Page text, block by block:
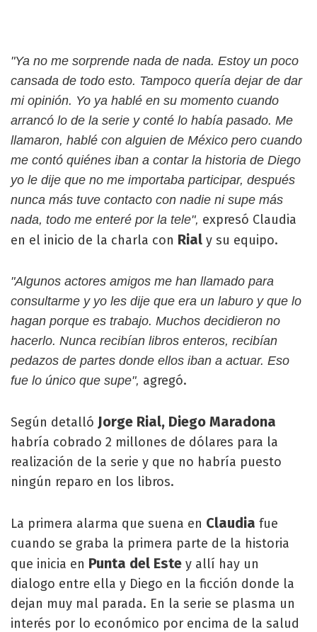
"Ya no me sorprende nada de nada. Estoy un poco
cansada de todo esto. Tampoco quería dejar de dar
mi opinión. Yo ya hablé en su momento cuando
arrancó lo de la serie y conté lo había pasado. Me
llamaron, hablé con alguien de México pero cuando
me contó quiénes iban a contar la historia de Diego
yo le dije que no me importaba participar, después
nunca más tuve contacto con nadie ni supe más
nada, todo me enteré por la tele", expresó Claudia
en el inicio de la charla con Rial y su equipo.
"Algunos actores amigos me han llamado para
consultarme y yo les dije que era un laburo y que lo
hagan porque es trabajo. Muchos decidieron no
hacerlo. Nunca recibían libros enteros, recibían
pedazos de partes donde ellos iban a actuar. Eso
fue lo único que supe", agregó.
Según detalló Jorge Rial, Diego Maradona
habría cobrado 2 millones de dólares para la
realización de la serie y que no habría puesto
ningún reparo en los libros.
La primera alarma que suena en Claudia fue
cuando se graba la primera parte de la historia
que inicia en Punta del Este y allí hay un
dialogo entre ella y Diego en la ficción donde la
dejan muy mal parada. En la serie se plasma un
interés por lo económico por encima de la salud